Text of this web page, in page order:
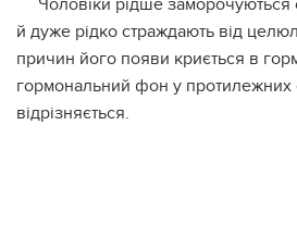
Чоловіки рідше заморочуються
й дуже рідко страждають від
причин його появи криється в
гормональний фон у протилежних
відрізняється.